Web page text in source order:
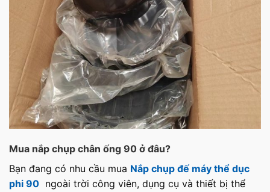
Mua nắp chụp chân ống 90 ở đâu?
Bạn đang có nhu cầu mua Nắp chụp đế máy thể dục
phi 90 ngoài trời công viên, dụng cụ và thiết bị thể